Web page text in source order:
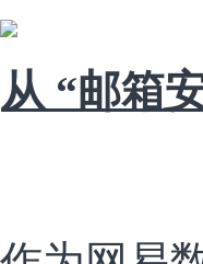
从 “邮箱